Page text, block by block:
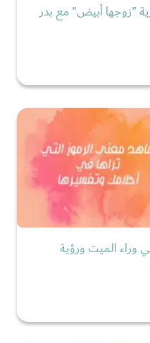
"زوجها أبيض" مع بدر
وراء الميت ورؤية